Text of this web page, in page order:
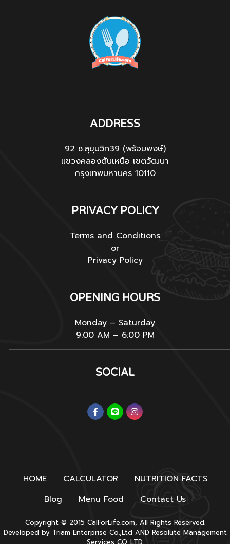
ADDRESS
92 ซ.สุขุมวิท39 (พร้อมพงษ์)
แขวงคลองตันเหนือ เขตวัฒนา
กรุงเทพมหานคร 10110
PRIVACY POLICY
Terms and Conditions
or
Privacy Policy
OPENING HOURS
Monday – Saturday
9:00 AM – 6:00 PM
SOCIAL
HOME CALCULATOR
NUTRITION FACTS
Blog
Menu Food Contact Us
Copyright © 2015 CalForLife.com, All Rights Reserved.
Developed by Triam Enterprise Co.,Ltd AND Resolute Management